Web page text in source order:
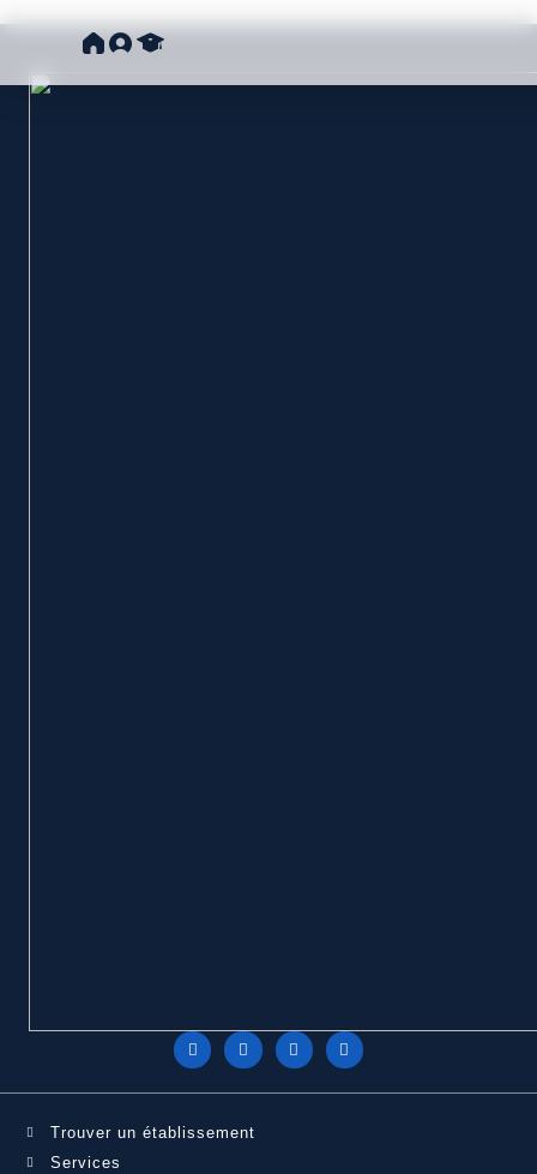
Trouver un établissement
Services